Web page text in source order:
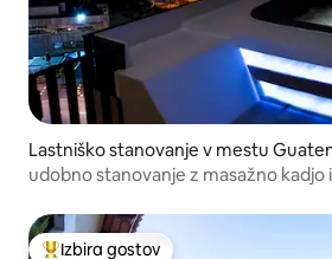
Lastniško stanovanje v mestu
y
udobno stanovanje z masažno kadjo
Izbira gostov